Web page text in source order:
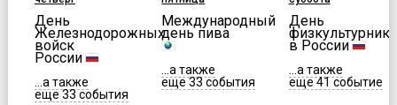
День
Железнодорожных
войск
России
...а также
еще 33 события
Международный
день пива
...а также
еще 33 события
День
физкультурника
в России
...а также
еще 41 событие